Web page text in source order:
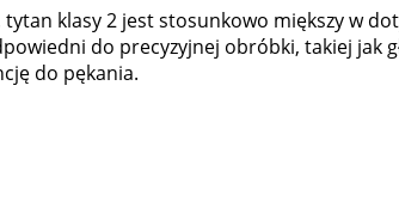
klasy 2 jest stosunkowo miększy w
do precyzyjnej obróbki, takiej jak
do pękania.